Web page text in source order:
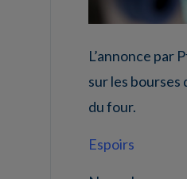
L’annonce par
sur les
du four.
Espoirs